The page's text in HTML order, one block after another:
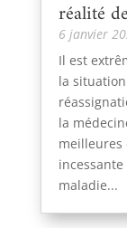
réalité
6 janvier
Il est
la
la
meilleures
maladie...